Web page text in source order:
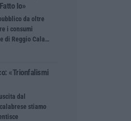
Io»
da oltre
i consumi
di Reggio Cala…
«Trionfalismi
dal
stiamo